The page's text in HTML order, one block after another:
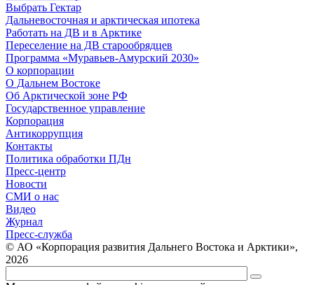
Выбрать Гектар
Дальневосточная и арктическая ипотека
Работать на ДВ и в Арктике
Переселение на ДВ старообрядцев
Программа «Муравьев-Амурский 2030»
О корпорации
О Дальнем Востоке
Об Арктической зоне РФ
Государственное управление
Корпорация
Антикоррупция
Контакты
Политика обработки ПДн
Пресс-центр
Новости
СМИ о нас
Видео
Журнал
Пресс-служба
© АО «Корпорация развития Дальнего Востока и Арктики»,
2026